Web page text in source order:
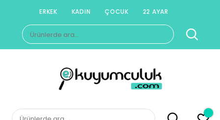
content
ERKEK KADIN ÇOCUK 22 AYAR
Ara:
E-KUYUMCULUK
Herkesin Kuyumcusu
Ara: